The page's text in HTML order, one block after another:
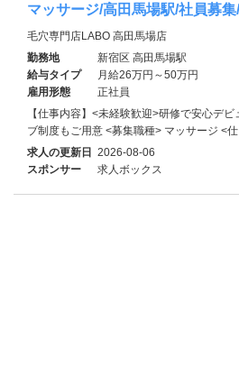
マッサージ/高田馬場駅/社員募
毛穴専門店LABO 高田馬場店
勤務地
新宿区 高田馬場駅
給与タイプ
月給26万円～50万円
雇用形態
正社員
【仕事内容】<未経験歓迎>研修で安心デ
ブ制度もご用意 <募集職種> マッサージ <仕
求人の更新日 2026-08-06
スポンサー
求人ボックス